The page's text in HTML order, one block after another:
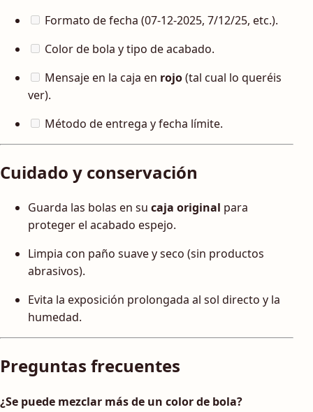
Formato de fecha (07-12-2025, 7/12/25, etc.).
Color de bola y tipo de acabado.
Mensaje en la caja en rojo(tal cual lo queréis
ver).
Método de entrega y fecha límite.
Cuidado y conservación
Guarda las bolas en su caja original para
proteger el acabado espejo.
Limpia con paño suave y seco (sin productos
abrasivos).
Evita la exposición prolongada al sol directo y la
humedad.
Preguntas frecuentes
¿Se puede mezclar más de un color de bola?